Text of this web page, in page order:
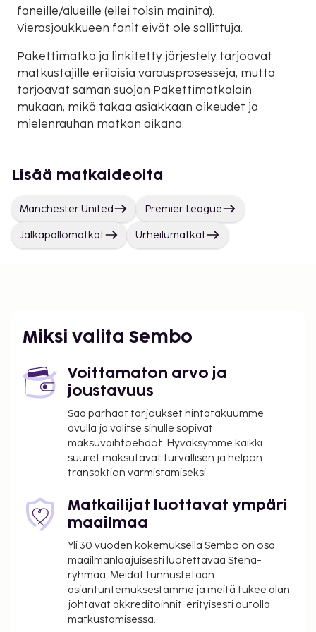
faneille/alueille (ellei toisin mainita).
Vierasjoukkueen fanit eivät ole sallittuja.
Pakettimatka ja linkitetty järjestely tarjoavat
matkustajille erilaisia varausprosesseja, mutta
tarjoavat saman suojan Pakettimatkalain
mukaan, mikä takaa asiakkaan oikeudet ja
mielenrauhan matkan aikana.
Lisää matkaideoita
Manchester United Premier League
Jalkapallomatkat Urheilumatkat
Miksi valita Sembo
Voittamaton arvo ja
joustavuus
Saa parhaat tarjoukset hintatakuumme
avulla ja valitse sinulle sopivat
maksuvaihtoehdot. Hyväksymme kaikki
suuret maksutavat turvallisen ja helpon
transaktion varmistamiseksi.
Matkailijat luottavat ympäri
maailmaa
Yli 30 vuoden kokemuksella Sembo on osa
maailmanlaajuisesti luotettavaa Stena-
ryhmää. Meidät tunnustetaan
asiantuntemuksestamme ja meitä tukee alan
johtavat akkreditoinnit, erityisesti autolla
matkustamisessa.